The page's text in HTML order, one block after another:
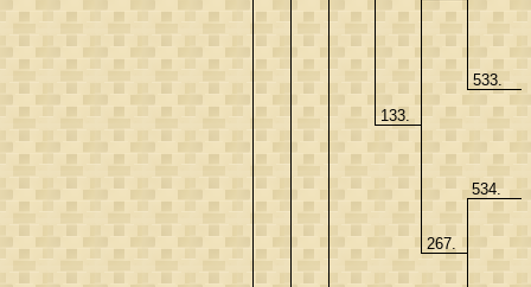
133.
533.
267.
534.